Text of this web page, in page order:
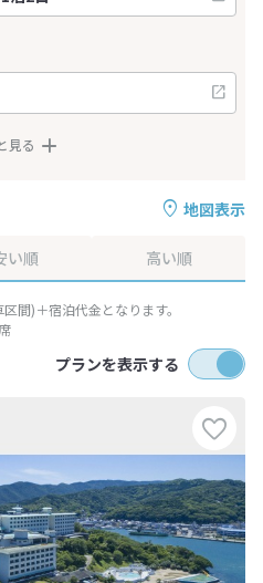
見る
地図表示
い順 高い順
間)＋宿泊代金となります。
プランを表示する